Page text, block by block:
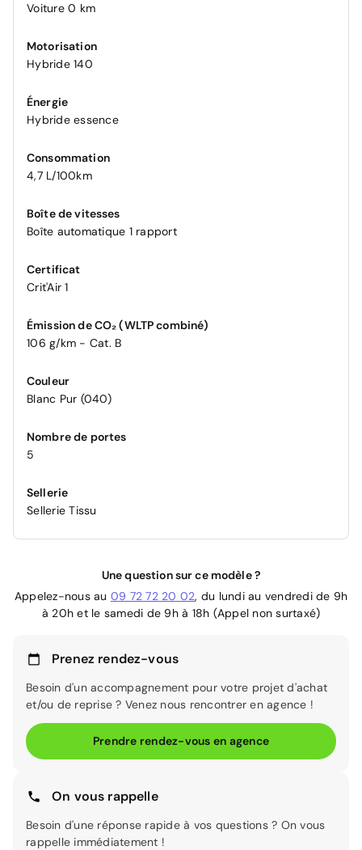
Voiture 0 km
Motorisation
Hybride 140
Énergie
Hybride essence
Consommation
4,7 L/100km
Boîte de vitesses
Boîte automatique 1 rapport
Certificat
Crit'Air 1
Émission de CO₂ (WLTP combiné)
106 g/km - Cat. B
Couleur
Blanc Pur (040)
Nombre de portes
5
Sellerie
Sellerie Tissu
Une question sur ce modèle ?
Appelez-nous au 09 72 72 20 02, du lundi au vendredi de 9h
à 20h et le samedi de 9h à 18h (Appel non surtaxé)
Prenez rendez-vous
Besoin d'un accompagnement pour votre projet d'achat
et/ou de reprise ? Venez nous rencontrer en agence !
Prendre rendez-vous en agence
On vous rappelle
Besoin d'une réponse rapide à vos questions ? On vous
rappelle immédiatement !